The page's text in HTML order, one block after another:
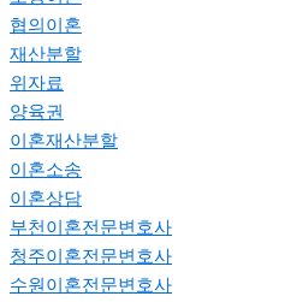
협의이혼
재산분할
위자료
양육권
이혼재산분할
이혼소송
이혼상담
부천이혼전문변호사
청주이혼전문변호사
수원이혼전문변호사